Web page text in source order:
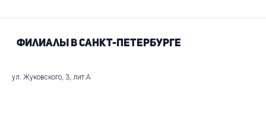
Филиалы в Санкт-Петербурге
ул. Жуковского, 3, лит.А